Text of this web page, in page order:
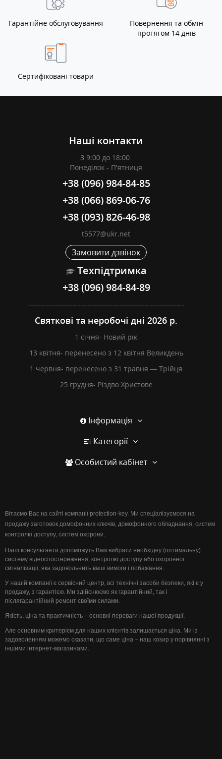
Гарантійне обслуговування
Повернення та обмін
протягом 14 днів
Сертифіковані товари
Наші контакти
З 9:00 до 18:00
Понеділок - П'ятниця
+38 (096) 984-84-85
+38 (066) 869-06-76
+38 (093) 826-46-98
t5577@ukr.net
Замовити дзвінок
Техпідтримка
+38 (096) 984-84-89
---------------------------------------------------------------
Святкові та неробочі дні 2026 р.
1 січня- Новий рік
13 квітня- перенесено з 12 квітня Великдень
1 червня- перенесено з 31 травня — Трійця
25 грудня- Різдво Христове
Інформація
Категорії
Особистий кабінет
Вітаємо Вас на сайті компанії protection-key. Ми спеціалізуємося на
продажу заготовок домофонних ключів, домофонного обладнання, систем
контролю доступу, систем охорони.
Наші консультанти допоможуть Вам вибрати необхідну (оптимальну)
систему відеоспостереження, контролю доступу або охоронної
сигналізації, яка задовольнить ваші вимоги і побажання.
У нашій компанії є сервісний центр, всі технічні засоби безпеки, які є у
продажу, з гарантією. Ми здійснюємо як гарантійний, так і
післягарантійний ремонт своїми силами.
Якість, ціна та практичність – основні переваги нашої продукції.
Але основним критерієм для наших клієнтів залишається ціна. Ми із
задоволенням можемо сказати, що саме ціна – наш козир у порівнянні з
іншими інтернет-магазинами.